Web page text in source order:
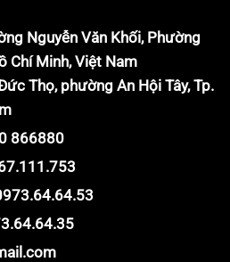
Nguyễn Văn Khối, Phường
Chí Minh, Việt Nam
Thọ, phường An Hội Tây, Tp.
866880